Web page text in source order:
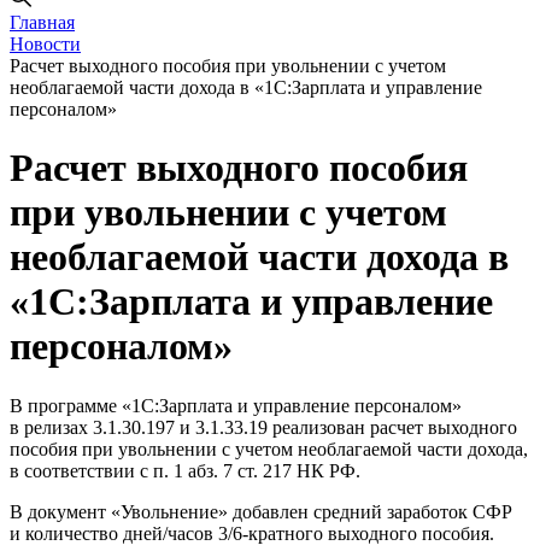
Главная
Новости
Расчет выходного пособия при увольнении с учетом
необлагаемой части дохода в «1С:Зарплата и управление
персоналом»
Расчет выходного пособия
при увольнении с учетом
необлагаемой части дохода в
«1С:Зарплата и управление
персоналом»
В программе «1С:Зарплата и управление персоналом»
в релизах 3.1.30.197 и 3.1.33.19 реализован расчет выходного
пособия при увольнении с учетом необлагаемой части дохода,
в соответствии с п. 1 абз. 7 ст. 217 НК РФ.
В документ «Увольнение» добавлен средний заработок СФР
и количество дней/часов 3/6-кратного выходного пособия.